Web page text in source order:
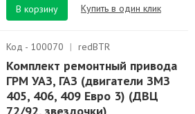
В корзину
Купить в один клик
Код - 100070 | redBTR
Комплект ремонтный привода
ГРМ УАЗ, ГАЗ (двигатели ЗМЗ
405, 406, 409 Евро 3) (ДВЦ